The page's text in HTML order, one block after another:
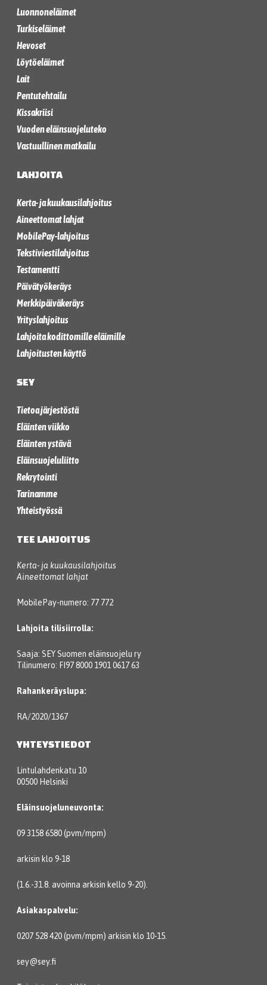
Luonnoneläimet
Turkiseläimet
Hevoset
Löytöeläimet
Lait
Pentutehtailu
Kissakriisi
Vuoden eläinsuojeluteko
Vastuullinen matkailu
LAHJOITA
Kerta- ja kuukausilahjoitus
Aineettomat lahjat
MobilePay-lahjoitus
Tekstiviestilahjoitus
Testamentti
Päivätyökeräys
Merkkipäiväkeräys
Yrityslahjoitus
Lahjoita kodittomille eläimille
Lahjoitusten käyttö
SEY
Tietoa järjestöstä
Eläinten viikko
Eläinten ystävä
Eläinsuojeluliitto
Rekrytointi
Tarinamme
Yhteistyössä
TEE LAHJOITUS
Kerta- ja kuukausilahjoitus
Aineettomat lahjat
MobilePay-numero: 77 772
Lahjoita tilisiirrolla:
Saaja: SEY Suomen eläinsuojelu ry
Tilinumero: FI97 8000 1901 0617 63
Rahankeräyslupa:
RA/2020/1367
YHTEYSTIEDOT
Lintulahdenkatu 10
00500 Helsinki
Eläinsuojeluneuvonta:
09 3158 6580 (pvm/mpm)
arkisin klo 9-18
(1.6.-31.8. avoinna arkisin kello 9-20).
Asiakaspalvelu:
0207 528 420 (pvm/mpm) arkisin klo 10-15.
sey@sey.fi